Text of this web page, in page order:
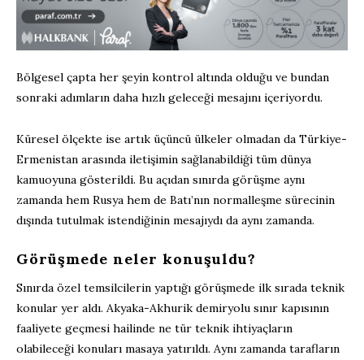
Bölgesel çapta her şeyin kontrol altında olduğu ve bundan
sonraki adımların daha hızlı geleceği mesajını içeriyordu.
Küresel ölçekte ise artık üçüncü ülkeler olmadan da Türkiye-
Ermenistan arasında iletişimin sağlanabildiği tüm dünya
kamuoyuna gösterildi. Bu açıdan sınırda görüşme aynı
zamanda hem Rusya hem de Batı’nın normalleşme sürecinin
dışında tutulmak istendiğinin mesajıydı da aynı zamanda.
Görüşmede neler konuşuldu?
Sınırda özel temsilcilerin yaptığı görüşmede ilk sırada teknik
konular yer aldı. Akyaka-Akhurik demiryolu sınır kapısının
faaliyete geçmesi hailinde ne tür teknik ihtiyaçların
olabileceği konuları masaya yatırıldı. Aynı zamanda tarafların